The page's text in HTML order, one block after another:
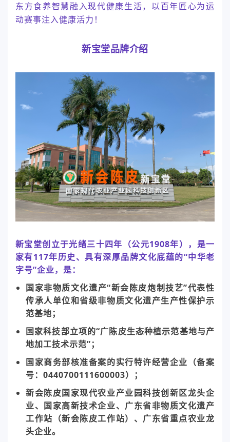
东方食养智慧融入现代健康生活，以百年匠心为运
动赛事注入健康活力！
新宝堂品牌介绍
新宝堂创立于光绪三十四年（公元1908年），是一
家有117年历史、具有深厚品牌文化底蕴的“中华老
字号”企业， 是：
国家非物质文化遗产“新会陈皮炮制技艺”代表性
传承人单位和省级非物质文化遗产生产性保护示
范基地；
国家科技部立项的“广陈皮生态种植示范基地与产
地加工技术示范”；
国家商务部核准备案的实行特许经营企业（备案
号：0440700111600003）；
新会陈皮国家现代农业产业园科技创新区龙头企
业、国家高新技术企业、广东省非物质文化遗产
工作站（新会陈皮工作站）、广东省重点农业龙
头企业。